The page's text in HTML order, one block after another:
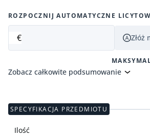
ROZPOCZNIJ AUTOMATYCZNE
€ Złóż
Zobacz całkowite podsumowanie
SPECYFIKACJA PRZEDMIOTU
Ilość